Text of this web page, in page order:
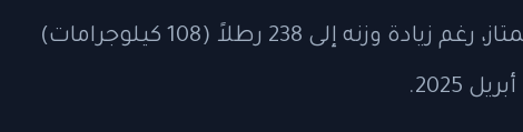
الطبي أن أداء ترامب العقلي والبدني ممتاز، رغم زيادة وزنه إلى 238 رطلاً (108 كيلوجرامات)